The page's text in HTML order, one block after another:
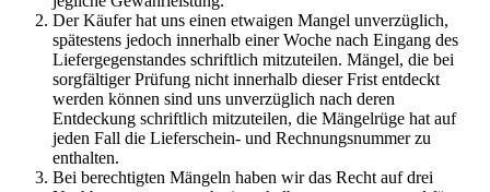
Der Käufer hat uns einen etwaigen Mangel unverzüglich,
spätestens jedoch innerhalb einer Woche nach Eingang des
Liefergegenstandes schriftlich mitzuteilen. Mängel, die bei
sorgfältiger Prüfung nicht innerhalb dieser Frist entdeckt
werden können sind uns unverzüglich nach deren
Entdeckung schriftlich mitzuteilen, die Mängelrüge hat auf
jeden Fall die Lieferschein- und Rechnungsnummer zu
enthalten.
Bei berechtigten Mängeln haben wir das Recht auf drei